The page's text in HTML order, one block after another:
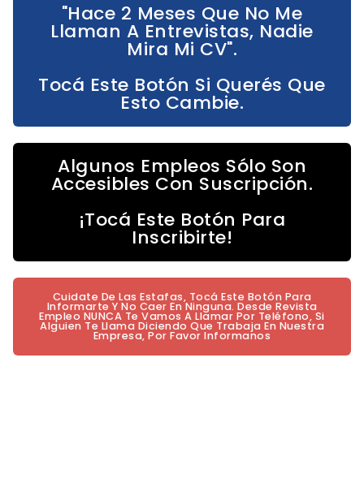
"Hace 2 Meses Que No Me
Llaman A Entrevistas, Nadie
Mira Mi CV".
Tocá Este Botón Si Querés Que
Esto Cambie.
Algunos Empleos Sólo Son
Accesibles Con Suscripción.
¡Tocá Este Botón Para
Inscribirte!
Cuidate De Las Estafas, Tocá Este Botón Para
Informarte Y No Caer En Ninguna. Desde Revista
Empleo NUNCA Te Vamos A Llamar Por Teléfono, Si
Alguien Te Llama Diciendo Que Trabaja En Nuestra
Empresa, Por Favor Informanos